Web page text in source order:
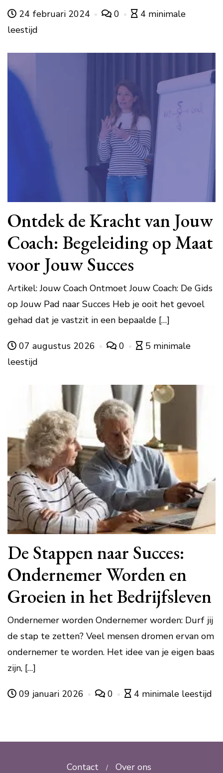
24 februari 2024 0
4 minimale
leestijd
Ontdek de Kracht van Jouw
Coach: Begeleiding op Maat
voor Jouw Succes
Artikel: Jouw Coach Ontmoet Jouw Coach: De Gids
op Jouw Pad naar Succes Heb je ooit het gevoel
gehad dat je vastzit in een bepaalde […]
07 augustus 2026 0
5 minimale
leestijd
De Stappen naar Succes:
Ondernemer Worden en
Groeien in het Bedrijfsleven
Ondernemer worden Ondernemer worden: Durf jij
de stap te zetten? Veel mensen dromen ervan om
ondernemer te worden. Het idee van je eigen baas
zijn, […]
09 januari 2026 0 4 minimale leestijd
Contact Over ons